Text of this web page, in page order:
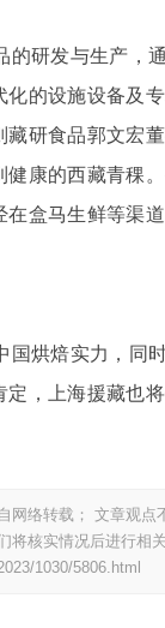
的研发与生产，
的设施设备及
研食品郭文宏
康的西藏青稞
盒马生鲜等渠道
烘焙实力，同
，上海援藏也
络转载； 文章观
核实情况后进行相
1030/5806.html